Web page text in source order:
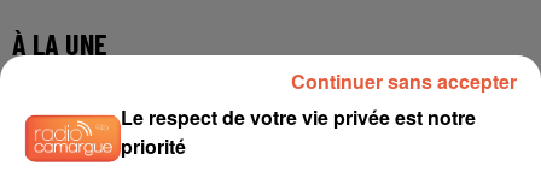
À LA UNE
3 août 2026
Sauvage'On Festival : une première édition
électro attendue au cœur...
Le respect de votre vie privée est notre
priorité
Continuer sans accepter